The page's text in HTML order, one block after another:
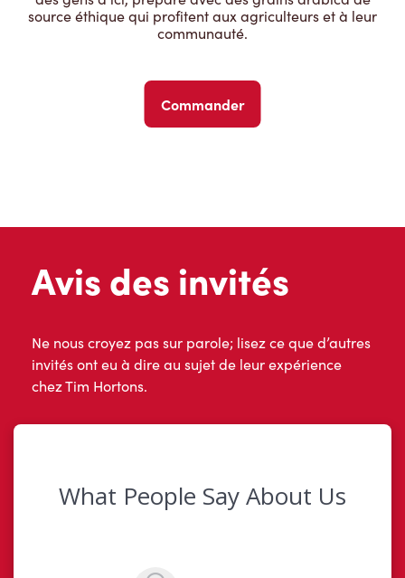
source éthique qui profitent aux agriculteurs et à leur
communauté.
Commander
Avis des invités
Ne nous croyez pas sur parole; lisez ce que d’autres
invités ont eu à dire au sujet de leur expérience
chez Tim Hortons.